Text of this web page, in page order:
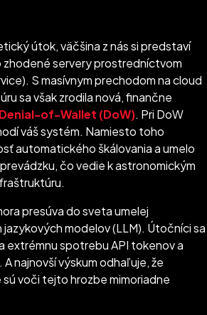
útok, väčšina z nás si predstaví
servery prostredníctvom
S masívnym prechodom na cloud
sa však zrodila nová, finančne
Denial-of-Wallet (DoW). Pri DoW
váš systém. Namiesto toho
automatického škálovania a umelo
čo vedie k astronomickým
presúva do sveta umelej
modelov (LLM). Útočníci sa
extrémnu spotrebu API tokenov a
najnovší výskum odhaľuje, že
sú voči tejto hrozbe mimoriadne